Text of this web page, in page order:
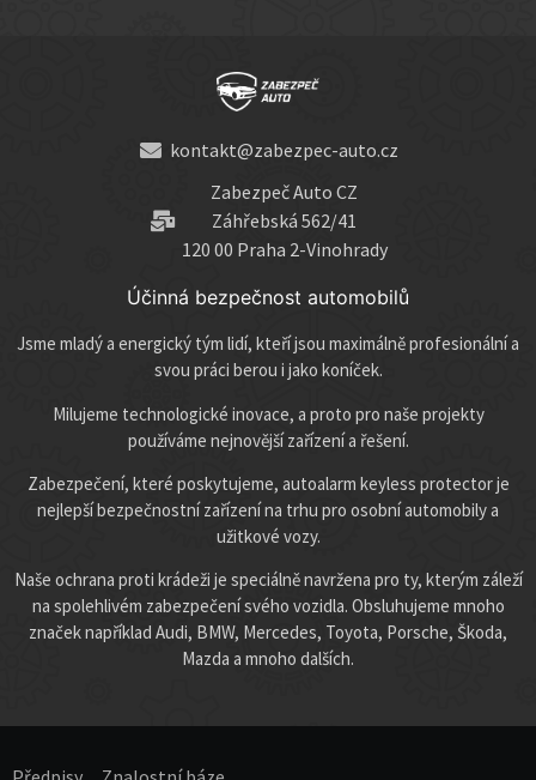
kontakt@zabezpec-auto.cz
Zabezpeč Auto CZ
Záhřebská 562/41
120 00 Praha 2-Vinohrady
Účinná bezpečnost automobilů
Jsme mladý a energický tým lidí, kteří jsou maximálně profesionální a
svou práci berou i jako koníček.
Milujeme technologické inovace, a proto pro naše projekty
používáme nejnovější zařízení a řešení.
Zabezpečení, které poskytujeme, autoalarm keyless protector je
nejlepší bezpečnostní zařízení na trhu pro osobní automobily a
užitkové vozy.
Naše ochrana proti krádeži je speciálně navržena pro ty, kterým záleží
na spolehlivém zabezpečení svého vozidla. Obsluhujeme mnoho
značek například Audi, BMW, Mercedes, Toyota, Porsche, Škoda,
Mazda a mnoho dalších.